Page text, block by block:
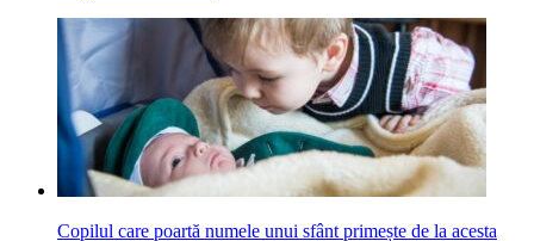
Copilul care poartă numele unui sfânt primește de la acesta